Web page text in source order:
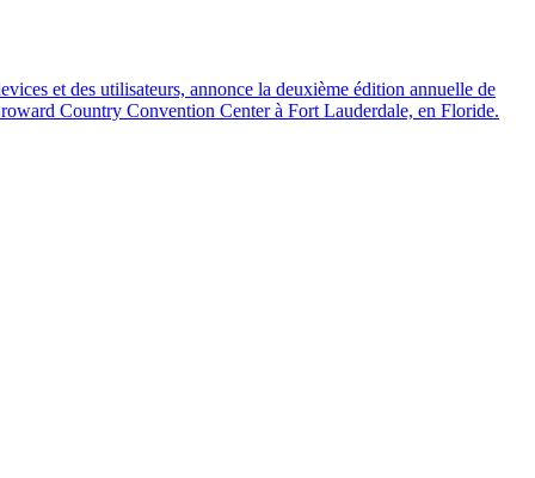
et des utilisateurs, annonce la deuxième édition annuelle de
Country Convention Center à Fort Lauderdale, en Floride.